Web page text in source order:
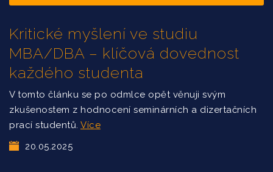
Kritické myšlení ve studiu
MBA/DBA – klíčová dovednost
každého studenta
V tomto článku se po odmlce opět věnuji svým
zkušenostem z hodnocení seminárních a dizertačních
prací studentů. Více
20.05.2025